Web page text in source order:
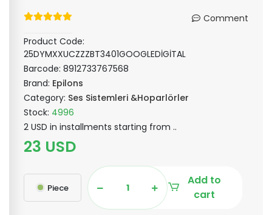
Comment
Product Code:
25DYMXXUCZZZBT3401GOOGLEDİGİTAL
Barcode: 8912733767568
Brand: Epilons
Category: Ses Sistemleri &Hoparlörler
Stock: 4996
2 USD in installments starting from ..
23 USD
Piece
Add to
cart